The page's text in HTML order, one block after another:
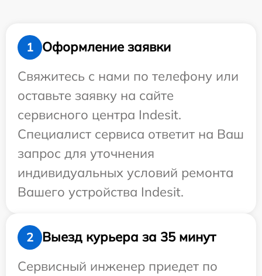
1
Оформление заявки
Свяжитесь с нами по телефону или
оставьте заявку на сайте
сервисного центра Indesit.
Специалист сервиса ответит на Ваш
запрос для уточнения
индивидуальных условий ремонта
Вашего устройства Indesit.
2
Выезд курьера за 35 минут
Сервисный инженер приедет по